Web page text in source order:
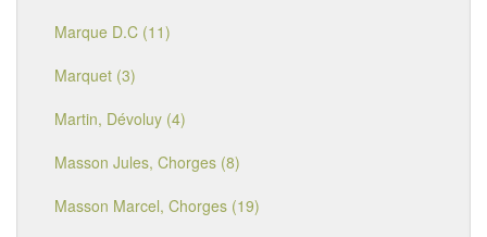
Marque D.C (11)
Marquet (3)
Martin, Dévoluy (4)
Masson Jules, Chorges (8)
Masson Marcel, Chorges (19)